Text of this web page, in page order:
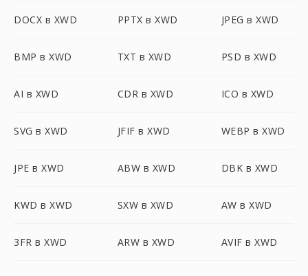
DOCX в XWD PPTX в XWD JPEG в XWD
BMP в XWD TXT в XWD PSD в XWD
AI в XWD CDR в XWD ICO в XWD
SVG в XWD JFIF в XWD WEBP в XWD
JPE в XWD ABW в XWD DBK в XWD
KWD в XWD SXW в XWD AW в XWD
3FR в XWD ARW в XWD AVIF в XWD